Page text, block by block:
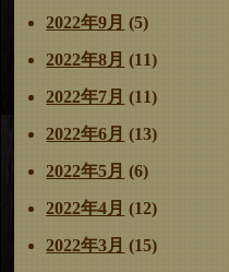
2022年9月 (5)
2022年8月 (11)
2022年7月 (11)
2022年6月 (13)
2022年5月 (6)
2022年4月 (12)
2022年3月 (15)